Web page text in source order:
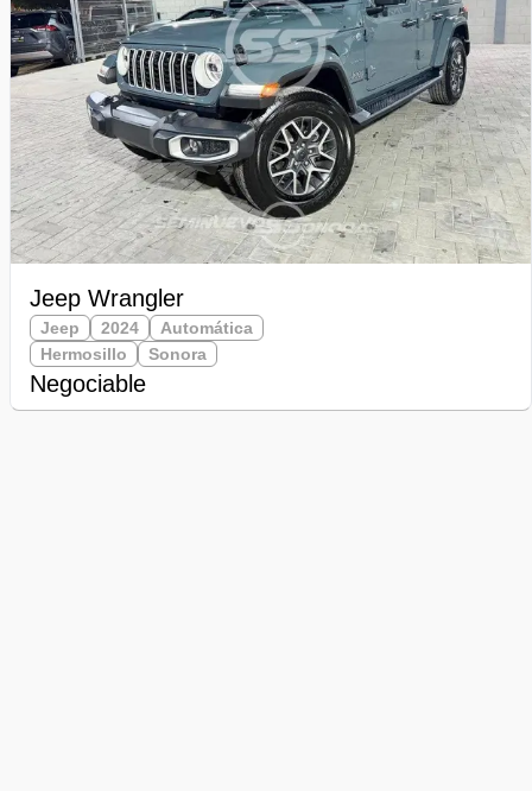
Jeep Wrangler
Jeep 2024
Automática
Hermosillo
Sonora
Negociable